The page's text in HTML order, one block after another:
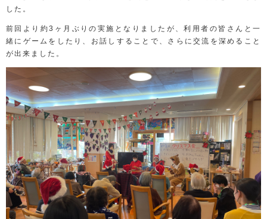
した。
前回より約3 ヶ月ぶりの実施となりましたが、利用者の皆さんと一
緒にゲームをしたり、お話しすることで、さらに交流を深めること
が出来ました。